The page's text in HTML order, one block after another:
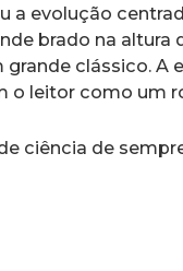
a evolução
brado na altura
clássico. A
o leitor como um
ciência de